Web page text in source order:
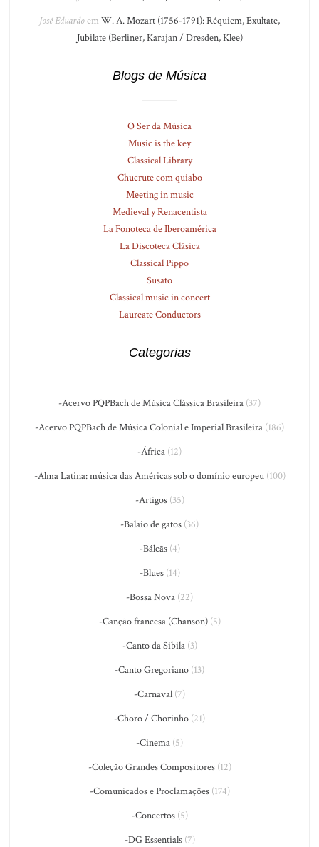
José Eduardoem W. A. Mozart (1756-1791): Réquiem, Exultate,
Jubilate (Berliner, Karajan / Dresden, Klee)
Blogs de Música
O Ser da Música
Music is the key
Classical Library
Chucrute com quiabo
Meeting in music
Medieval y Renacentista
La Fonoteca de Iberoamérica
La Discoteca Clásica
Classical Pippo
Susato
Classical music in concert
Laureate Conductors
Categorias
-Acervo PQPBach de Música Clássica Brasileira (37)
-Acervo PQPBach de Música Colonial e Imperial Brasileira (186)
-África (12)
-Alma Latina: música das Américas sob o domínio europeu(100)
-Artigos(35)
-Balaio de gatos (36)
-Bálcãs(4)
-Blues(14)
-Bossa Nova (22)
-Canção francesa (Chanson)(5)
-Canto da Sibila(3)
-Canto Gregoriano (13)
-Carnaval (7)
-Choro / Chorinho (21)
-Cinema (5)
-Coleção Grandes Compositores(12)
-Comunicados e Proclamações(174)
-Concertos(5)
-DG Essentials(7)